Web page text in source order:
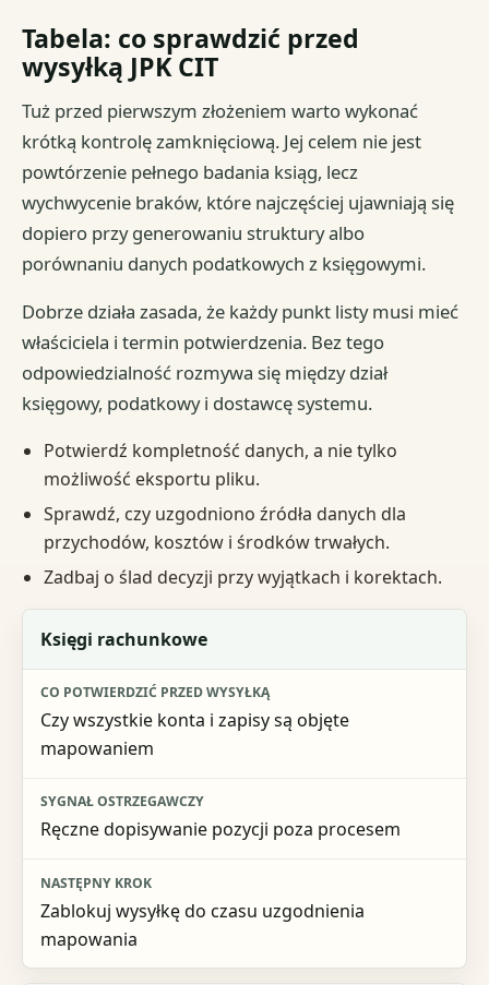
Tabela: co sprawdzić przed
wysyłką JPK CIT
Tuż przed pierwszym złożeniem warto wykonać
krótką kontrolę zamknięciową. Jej celem nie jest
powtórzenie pełnego badania ksiąg, lecz
wychwycenie braków, które najczęściej ujawniają się
dopiero przy generowaniu struktury albo
porównaniu danych podatkowych z księgowymi.
Dobrze działa zasada, że każdy punkt listy musi mieć
właściciela i termin potwierdzenia. Bez tego
odpowiedzialność rozmywa się między dział
księgowy, podatkowy i dostawcę systemu.
Potwierdź kompletność danych, a nie tylko
możliwość eksportu pliku.
Sprawdź, czy uzgodniono źródła danych dla
przychodów, kosztów i środków trwałych.
Zadbaj o ślad decyzji przy wyjątkach i korektach.
Obszar
Co potwierdzić przed wysyłką
Sygnał ostrzegawczy
Księgi rachunkowe
Czy wszystkie konta i zapisy są objęte
mapowaniem
Ręczne dopisywanie pozycji poza procesem
Zablokuj wysyłkę do czasu uzgodnienia
mapowania